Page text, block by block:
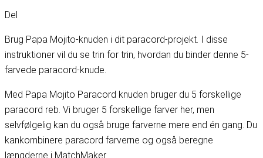
Del
Brug Papa Mojito-knuden i dit paracord-projekt. I disse
instruktioner vil du se trin for trin, hvordan du binder denne 5-
farvede paracord-knude.
Med Papa Mojito Paracord knuden bruger du 5 forskellige
paracord reb. Vi bruger 5 forskellige farver her, men
selvfølgelig kan du også bruge farverne mere end én gang. Du
kankombinere paracord farverne og også beregne
længderne i MatchMaker.